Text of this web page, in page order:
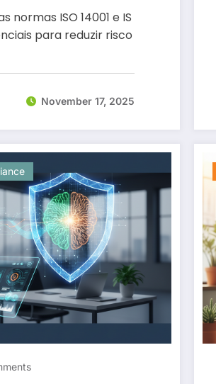
normas ISO 14001 e IS
para reduzir risco
November 17, 2025